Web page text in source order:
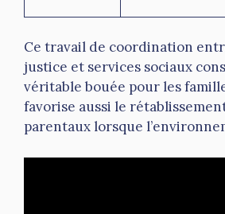
Ce travail de coordination
justice et services sociaux
véritable bouée pour les
favorise aussi le
parentaux lorsque